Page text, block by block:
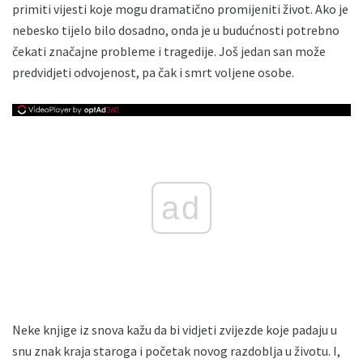
primiti vijesti koje mogu dramatično promijeniti život. Ako je
nebesko tijelo bilo dosadno, onda je u budućnosti potrebno
čekati značajne probleme i tragedije. Još jedan san može
predvidjeti odvojenost, pa čak i smrt voljene osobe.
ad
Neke knjige iz snova kažu da bi vidjeti zvijezde koje padaju u
snu znak kraja staroga i početak novog razdoblja u životu. I,